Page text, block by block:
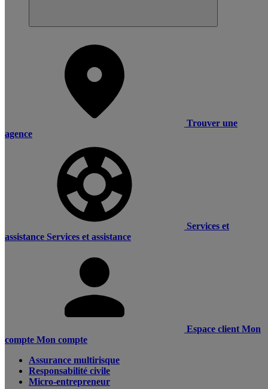
Trouver une
agence
Services et
assistance Services et assistance
Espace client Mon
compte Mon compte
Assurance multirisque
Responsabilité civile
Micro-entrepreneur